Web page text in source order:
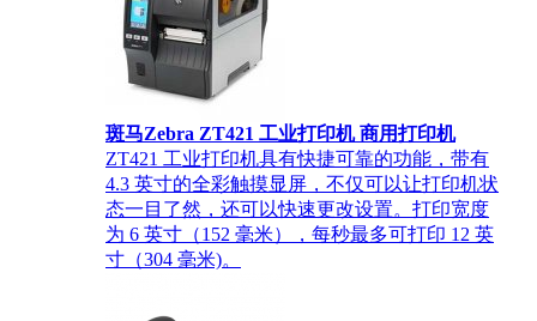
斑马Zebra ZT421 工业打印机 商用打印机
ZT421 工业打印机具有快捷可靠的功能，带有
4.3 英寸的全彩触摸显屏，不仅可以让打印机状
态一目了然，还可以快速更改设置。打印宽度
为 6 英寸（152 毫米），每秒最多可打印 12 英
寸（304 毫米)。